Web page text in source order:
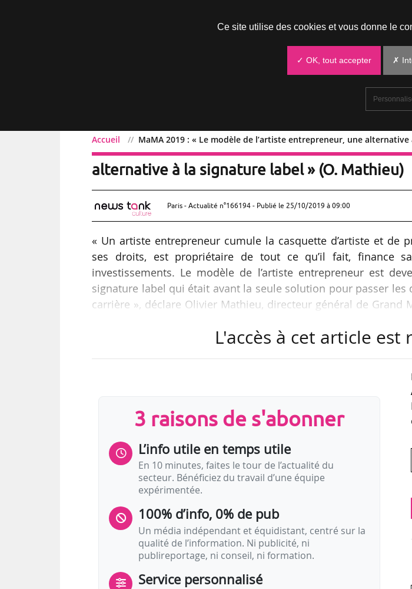
Accueil MaMA 2019 : « Le modèle de l’artiste entrepreneur, une
MaMA 2019 : « Le modèle de l’artiste
alternative à la signature label » (O. Mathieu)
Paris - Actualité n°166194 - Publié le 25/10/2019 à 09:00
« Un artiste entrepreneur cumule la casquette d’artiste et de
ses droits, est propriétaire de tout ce qu’il fait, finance
investissements. Le modèle de l’artiste entrepreneur est
signature label qui était avant la seule solution pour passer les
carrière », déclare Olivier Mathieu, directeur général de Grand
dans le cadre du MaMA 2019 le 17/10/2019. L’agence de
« Au-delà de son art, un artiste entrepreneur a une vision sur
L'accès à cet article est
3 raisons de s'abonner
L’info utile en temps utile
En 10 minutes, faites le tour de l’actualité du
secteur. Bénéficiez du travail d’une équipe
expérimentée.
100% d’info, 0% de pub
Un média indépendant et équidistant, centré sur la
qualité de l’information. Ni publicité, ni
publireportage, ni conseil, ni formation.
Service personnalisé
Ce site utilise des cookies et vous donne le
✓ OK, tout accepter ✗